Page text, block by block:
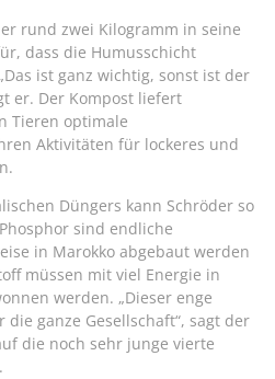
rund zwei Kilogramm in seine
dass die Humusschicht
ist ganz wichtig, sonst ist der
er. Der Kompost liefert
Tieren optimale
Aktivitäten für lockeres und
Düngers kann Schröder so
sind endliche
in Marokko abgebaut werden
müssen mit viel Energie in
werden. „Dieser enge
ganze Gesellschaft“, sagt der
die noch sehr junge vierte